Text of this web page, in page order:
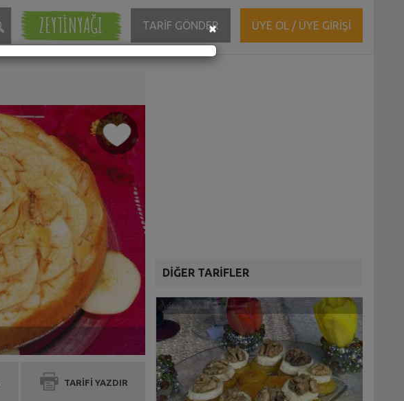
ZEYTİNYAĞI TARİF GÖNDER ÜYE OL / ÜYE GİRİŞİ
TARİFİ YAZDIR
DİĞER TARİFLER
×Close